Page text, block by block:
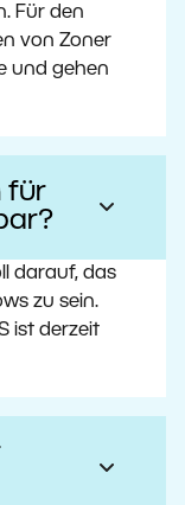
Für den
von Zoner
und gehen
für
darauf, das
zu sein.
ist derzeit